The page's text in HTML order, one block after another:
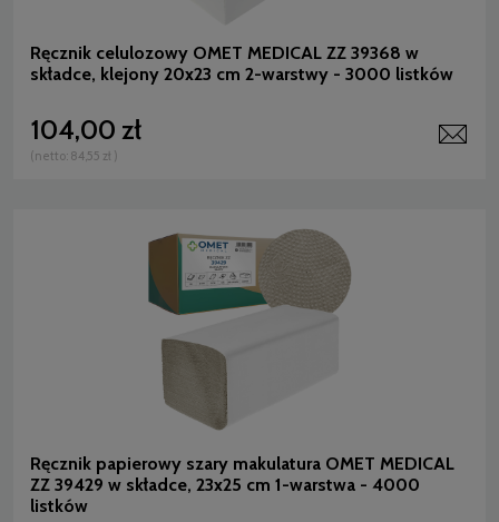
Ręcznik celulozowy OMET MEDICAL ZZ 39368 w
składce, klejony 20x23 cm 2-warstwy - 3000 listków
104,00 zł
(netto: 84,55 zł )
Ręcznik papierowy szary makulatura OMET MEDICAL
ZZ 39429 w składce, 23x25 cm 1-warstwa - 4000
listków